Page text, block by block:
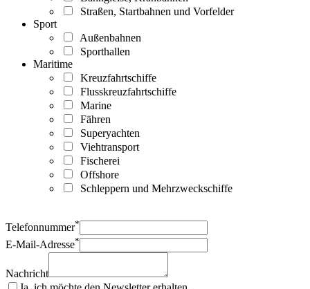
Straßen, Startbahnen und Vorfelder
Sport
Außenbahnen
Sporthallen
Maritime
Kreuzfahrtschiffe
Flusskreuzfahrtschiffe
Marine
Fähren
Superyachten
Viehtransport
Fischerei
Offshore
Schleppern und Mehrzweckschiffe
Telefonnummer*
E-Mail-Adresse*
Nachricht